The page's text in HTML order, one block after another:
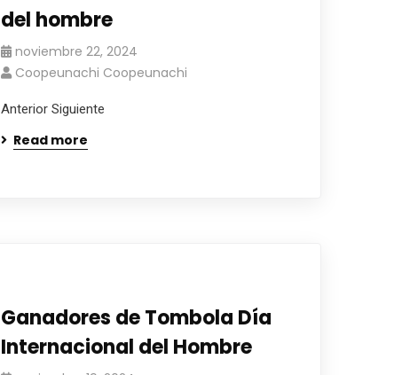
del hombre
noviembre 22, 2024
Coopeunachi Coopeunachi
Anterior Siguiente
Read more
Ganadores de Tombola Día
Internacional del Hombre